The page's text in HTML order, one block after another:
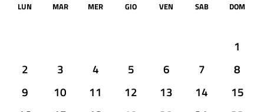
LUN MAR MER GIO VEN SAB DOM
1
2
3 4 5 6 7
8
9
10 11 12 13 14
15